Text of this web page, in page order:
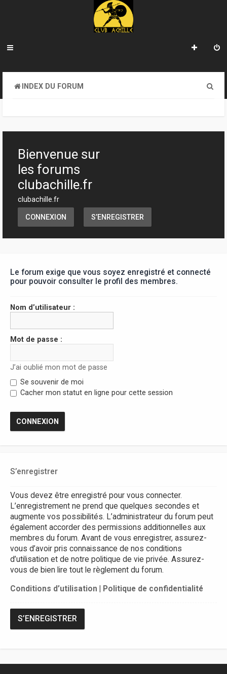
INDEX DU FORUM
h
Bienvenue sur
les forums
clubachille.fr
clubachille.fr
CONNEXION S’ENREGISTRER
Le forum exige que vous soyez enregistré et connecté
pour pouvoir consulter le profil des membres.
Nom d’utilisateur :
Mot de passe :
J’ai oublié mon mot de passe
Se souvenir de moi
Cacher mon statut en ligne pour cette session
S’enregistrer
Vous devez être enregistré pour vous connecter.
L’enregistrement ne prend que quelques secondes et
augmente vos possibilités. L’administrateur du forum peut
également accorder des permissions additionnelles aux
membres du forum. Avant de vous enregistrer, assurez-
vous d’avoir pris connaissance de nos conditions
d’utilisation et de notre politique de vie privée. Assurez-
vous de bien lire tout le règlement du forum.
Conditions d’utilisation Politique de confidentialité
S’ENREGISTRER